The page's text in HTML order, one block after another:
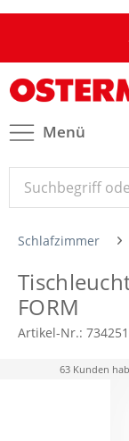
Menü
Schlafzimmer
FORM
Artikel-Nr.: 734251
63 Kunden